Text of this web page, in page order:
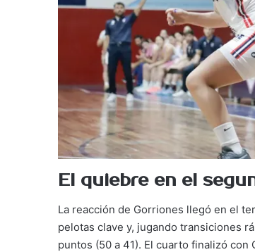
El quiebre en el
La reacción de Gorriones llegó en el
pelotas clave y, jugando transiciones
puntos (50 a 41). El cuarto finalizó con